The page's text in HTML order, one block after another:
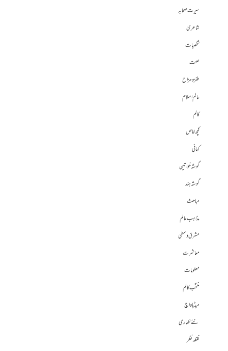
سیرت صحابہ
شاعری
شخصیات
صحت
طنز و مزاح
عالم اسلام
کالم
کچھ خاص
کہانی
گوشہ خواتین
گوشہ ہند
مباحث
مذاہب عالم
مشرق وسطی
معاشرت
معلومات
منتخب کالم
میڈیا واچ
نئے لکھاری
نقطہ نظر